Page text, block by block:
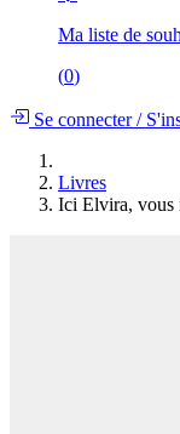
Ma liste de
(0)
Se connecter/
Livres
Ici Elvira, vous